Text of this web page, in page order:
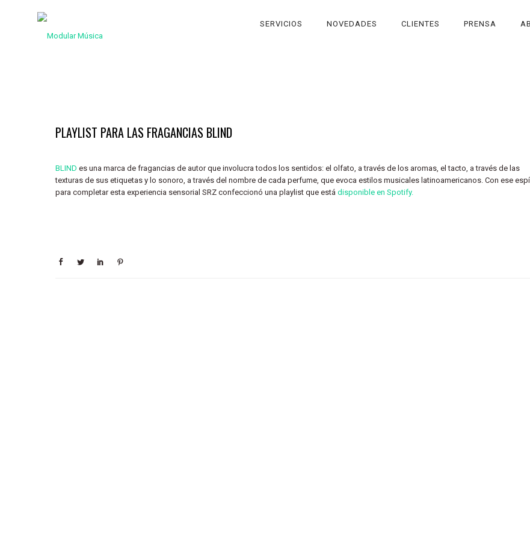
SERVICIOS NOVEDADES CLIENTES PRENSA
PLAYLIST PARA LAS FRAGANCIAS BLIND
BLIND es una marca de fragancias de autor que involucra todos los sentidos: el olfato, a través de los aromas, el tacto, a través de las
texturas de sus etiquetas y lo sonoro, a través del nombre de cada perfume, que evoca estilos musicales latinoamericanos. Con ese
para completar esta experiencia sensorial SRZ confeccionó una playlist que está disponible en Spotify.